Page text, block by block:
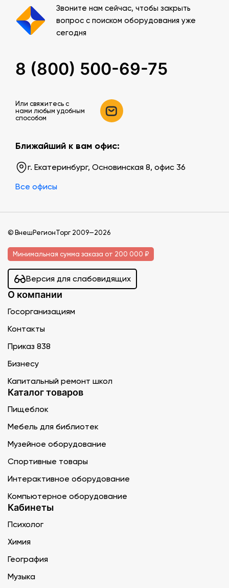
Звоните нам сейчас, чтобы закрыть
вопрос с поиском оборудования уже
сегодня
8 (800) 500-69-75
Или свяжитесь c
нами любым удобным
способом
Ближайший к вам офис:
г. Екатеринбург, Основинская 8, офис 36
Все офисы
© ВнешРегионТорг 2009—2026
Минимальная сумма заказа от 200 000 ₽
Версия для слабовидящих
О компании
Госорганизациям
Контакты
Приказ 838
Бизнесу
Капитальный ремонт школ
Каталог товаров
Пищеблок
Мебель для библиотек
Музейное оборудование
Спортивные товары
Интерактивное оборудование
Компьютерное оборудование
Кабинеты
Психолог
Химия
География
Музыка